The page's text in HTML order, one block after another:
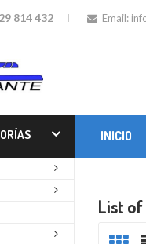
814 432 Email:
INICIO
List